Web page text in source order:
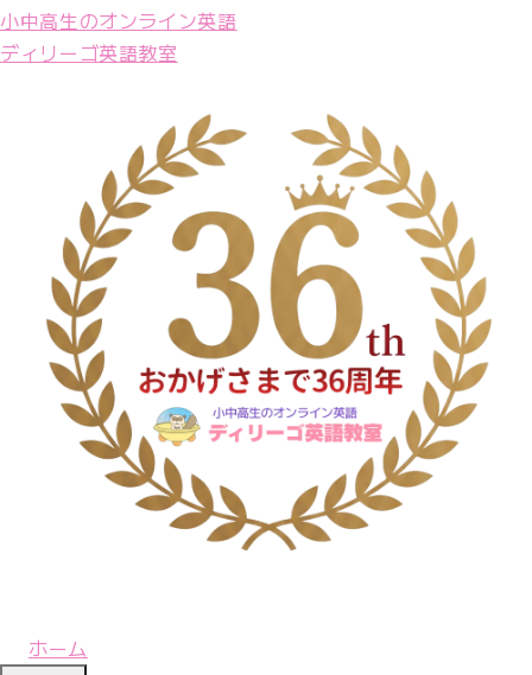
小中高生のオンライン英語
ディリーゴ英語教室
ホーム